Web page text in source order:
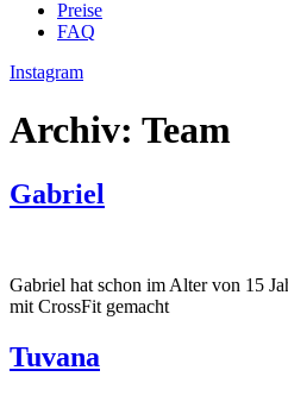
Preise
FAQ
Instagram
Archiv: Team
Gabriel
Gabriel hat schon im Alter von 15
mit CrossFit gemacht
Tuvana